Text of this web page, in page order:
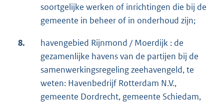
soortgelijke werken of inrichtingen die bij de
gemeente in beheer of in onderhoud zijn;
8.
havengebied Rijnmond / Moerdijk : de
gezamenlijke havens van de partijen bij de
samenwerkingsregeling zeehavengeld, te
weten: Havenbedrijf Rotterdam N.V.,
gemeente Dordrecht, gemeente Schiedam,